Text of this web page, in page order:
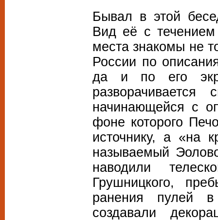
Бывал в этой
Вид её с
места знакомы не
России по
да и по его
начинающейся с
фоне которого
источнику, а «на
называемый
наводили
Грушницкого,
ранения пулей
создавали